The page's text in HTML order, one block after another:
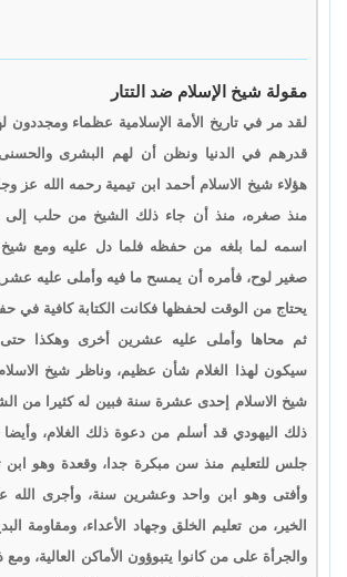
مقولة شيخ الإسلام ضد التتار
لقد مر في تاريخ الأمة الإسلامية عظماء ومجددون
قدرهم في الدنيا ونظن أن لهم البشرى
هؤلاء شيخ الاسلام أحمد ابن تيمية رحمه الله عز
منذ صغره، منذ أن جاء ذلك الشيخ من حلب
اسمه لما بلغه من حفظه فلما دل عليه ومع شيخ
صغير لوح، فأمره أن يمسح ما فيه وأملى عليه
يحتاج من الوقت لحفظها فكانت الكتابة كافية في
ثم محاها وأملى عليه عشرين أخرى وهكذا
سيكون لهذا الغلام شأن عظيم، وناظر شيخ
شيخ الاسلام إحدى عشرة سنة فبين له كثيرا من
ذلك اليهودي قد أسلم من دعوة ذلك الغلام، وأيضا
جلس للتعليم منذ سن مبكرة جدا، وقعدة وهو
وأفتى وهو ابن واحد وعشرين سنة، وأجرى الله
الخير، من تعليم الخلق وجهاد الأعداء، ومقاومة
والجرأة على من كانوا يتبوؤون الأماكن العالية،